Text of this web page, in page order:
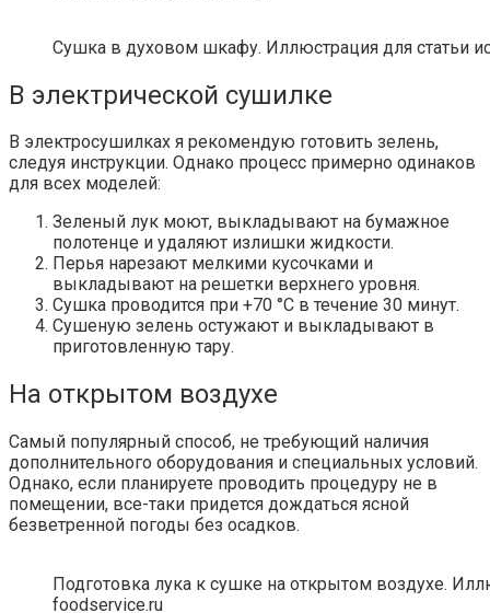
Сушка в духовом шкафу. Иллюстрация для статьи
В электрической сушилке
В электросушилках я рекомендую готовить зелень,
следуя инструкции. Однако процесс примерно одинаков
для всех моделей:
Зеленый лук моют, выкладывают на бумажное
полотенце и удаляют излишки жидкости.
Перья нарезают мелкими кусочками и
выкладывают на решетки верхнего уровня.
Сушка проводится при +70 °С в течение 30 минут.
Сушеную зелень остужают и выкладывают в
приготовленную тару.
На открытом воздухе
Самый популярный способ, не требующий наличия
дополнительного оборудования и специальных условий.
Однако, если планируете проводить процедуру не в
помещении, все-таки придется дождаться ясной
безветренной погоды без осадков.
Подготовка лука к сушке на открытом воздухе.
foodservice.ru